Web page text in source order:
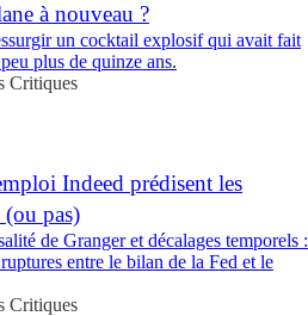
à nouveau ?
un cocktail explosif qui avait fait
plus de quinze ans.
Critiques
Indeed prédisent les
pas)
de Granger et décalages temporels :
entre le bilan de la Fed et le
Critiques